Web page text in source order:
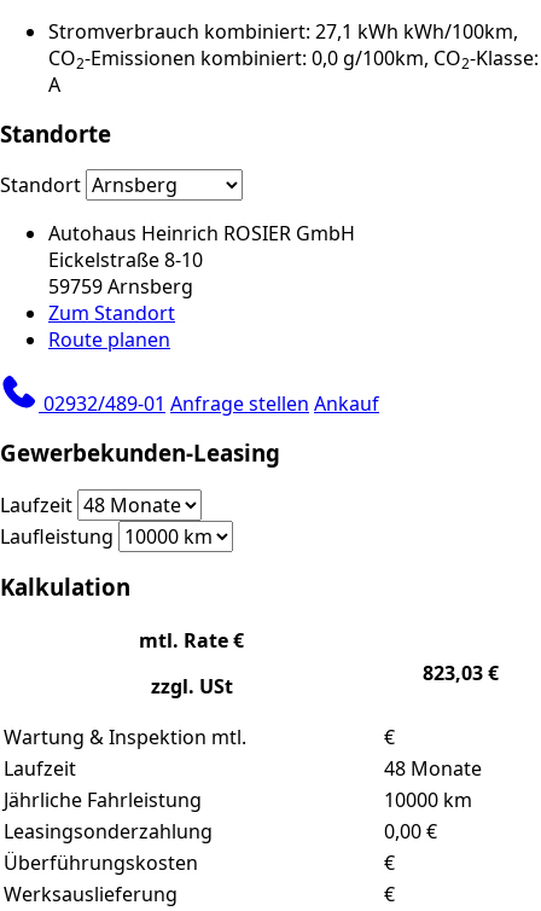
Stromverbrauch kombiniert: 27,1 kWh kWh/100km,
CO2-Emissionen kombiniert: 0,0 g/100km, CO2-Klasse:
A
Standorte
Standort
Autohaus Heinrich ROSIER GmbH
Eickelstraße 8-10
59759 Arnsberg
Zum Standort
Route planen
02932/489-01 Anfrage stellen Ankauf
Gewerbekunden-Leasing
Laufzeit
Laufleistung
Kalkulation
mtl. Rate €
zzgl. USt
823,03€
Wartung & Inspektion mtl.
€
Laufzeit
48 Monate
Jährliche Fahrleistung
10000 km
Leasingsonderzahlung
0,00€
Überführungskosten
€
Werksauslieferung
€